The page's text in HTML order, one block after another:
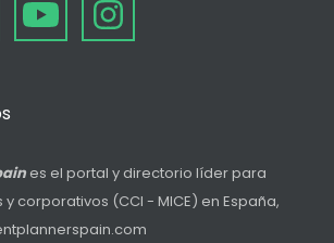
es el portal y directorio líder para
corporativos (CCI - MICE) en España,